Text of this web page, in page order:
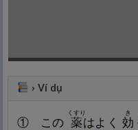
›Ví dụ
① この 薬
くすり
はよく 効
き